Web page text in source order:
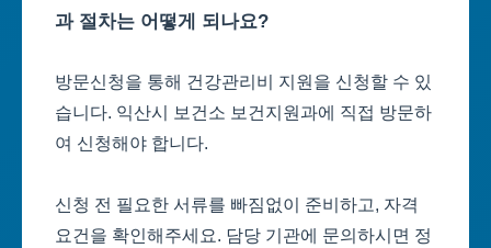
과 절차는 어떻게 되나요?
방문신청을 통해 건강관리비 지원을 신청할 수 있
습니다. 익산시 보건소 보건지원과에 직접 방문하
여 신청해야 합니다.
신청 전 필요한 서류를 빠짐없이 준비하고, 자격
요건을 확인해주세요. 담당 기관에 문의하시면 정